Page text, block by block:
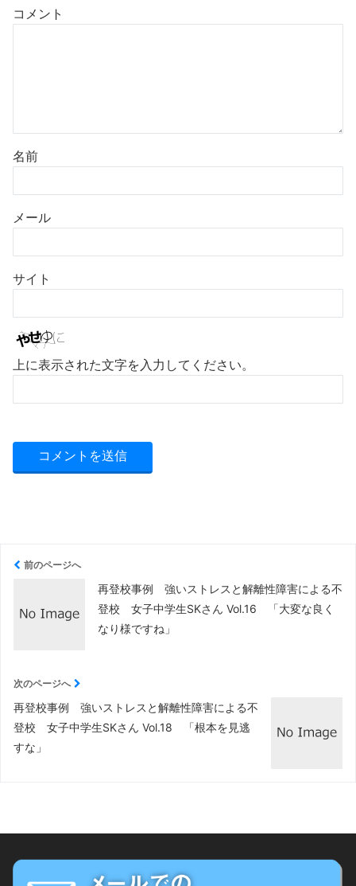
コメント
名前
メール
サイト
上に表示された文字を入力してください。
前のページへ
再登校事例 強いストレスと解離性障害による不
登校 女子中学生SKさん Vol.16 「大変な良く
なり様ですね」
次のページへ
再登校事例 強いストレスと解離性障害による不
登校 女子中学生SKさん Vol.18 「根本を見逃
すな」